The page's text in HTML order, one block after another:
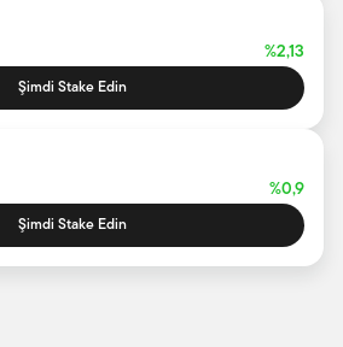
%2,13
Şimdi Stake Edin
%0,9
Şimdi Stake Edin